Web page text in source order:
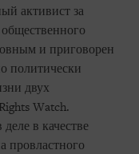
активист за
общественного
и приговорен
политически
двух
Watch.
в качестве
провластного